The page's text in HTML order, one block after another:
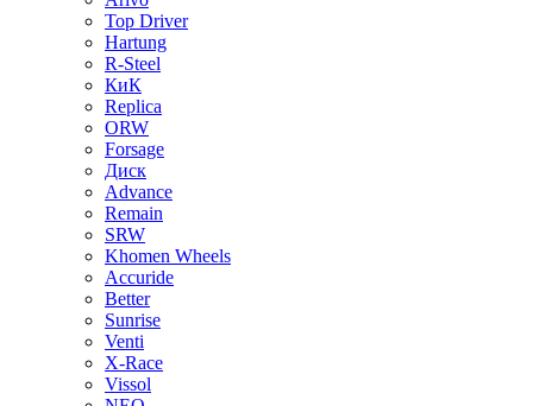
Top Driver
Hartung
R-Steel
КиК
Replica
ORW
Forsage
Диск
Advance
Remain
SRW
Khomen Wheels
Accuride
Better
Sunrise
Venti
X-Race
Vissol